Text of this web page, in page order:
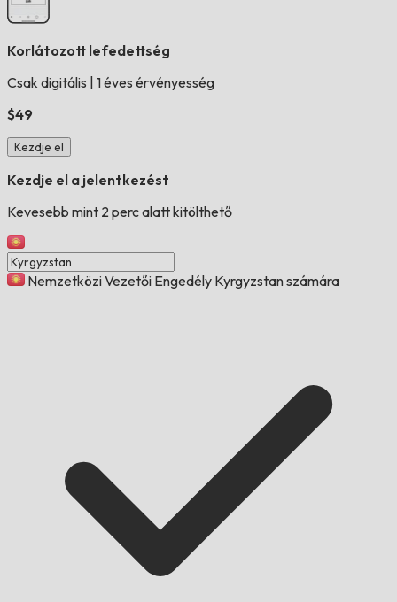
Korlátozott lefedettség
Csak digitális 1 éves érvényesség
$49
Kezdje el
Kezdje el a jelentkezést
Kevesebb mint 2 perc alatt kitölthető
Nemzetközi Vezetői Engedély Kyrgyzstan számára